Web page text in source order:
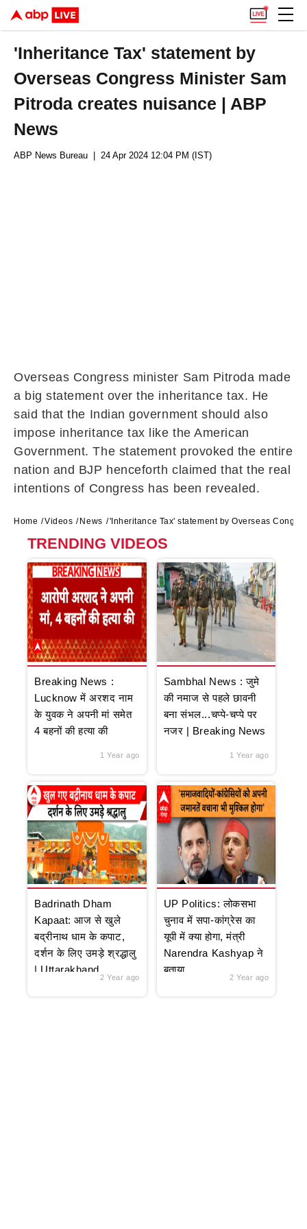
'Inheritance Tax' statement by
Overseas Congress Minister Sam
Pitroda creates nuisance | ABP
News
ABP News Bureau | 24 Apr 2024 12:04 PM (IST)
Overseas Congress minister Sam Pitroda made
a big statement over the inheritance tax. He
said that the Indian government should also
impose inheritance tax like the American
Government. The statement provoked the entire
nation and BJP henceforth claimed that the real
intentions of Congress has been revealed.
Home Videos News 'Inheritance Tax' statement by Overseas
TRENDING VIDEOS
Breaking News :
Lucknow में अरशद नाम
के युवक ने अपनी मां समेत
4 बहनों की हत्या की
1 Year ago
Sambhal News : जुमे
की नमाज से पहले छावनी
बना संभल...चप्पे-चप्पे पर
नजर | Breaking News
1 Year ago
Badrinath Dham
Kapaat: आज से खुले
बद्रीनाथ धाम के कपाट,
दर्शन के लिए उमड़े श्रद्धालु
| Uttarakhand
2 Year ago
UP Politics: लोकसभा
चुनाव में सपा-कांग्रेस का
यूपी में क्या होगा, मंत्री
Narendra Kashyap ने
बताया
2 Year ago